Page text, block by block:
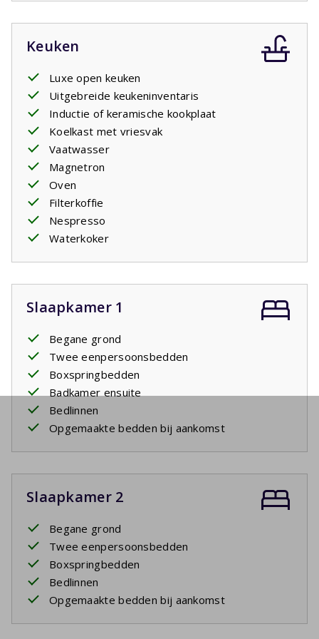
Privézwembad open: 24/4/2026 - 25/9/2026
Keuken
Luxe open keuken
Uitgebreide keukeninventaris
Inductie of keramische kookplaat
Koelkast met vriesvak
Vaatwasser
Magnetron
Oven
Filterkoffie
Nespresso
Waterkoker
Slaapkamer 1
Begane grond
Twee eenpersoonsbedden
Boxspringbedden
Badkamer ensuite
Bedlinnen
Opgemaakte bedden bij aankomst
Slaapkamer 2
Begane grond
Twee eenpersoonsbedden
Boxspringbedden
Bedlinnen
Opgemaakte bedden bij aankomst